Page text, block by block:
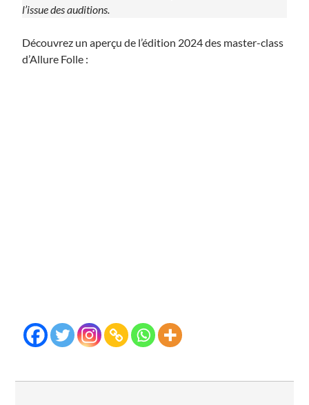
l’issue des auditions.
Découvrez un aperçu de l’édition 2024 des master-class
d’Allure Folle :